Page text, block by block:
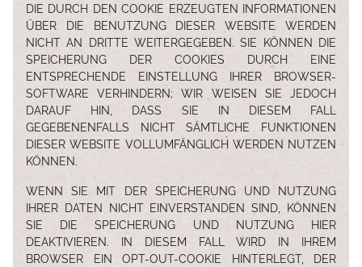
DIE DURCH DEN COOKIE ERZEUGTEN INFORMATIONEN
ÜBER DIE BENUTZUNG DIESER WEBSITE WERDEN
NICHT AN DRITTE WEITERGEGEBEN. SIE KÖNNEN DIE
SPEICHERUNG DER COOKIES DURCH EINE
ENTSPRECHENDE EINSTELLUNG IHRER BROWSER-
SOFTWARE VERHINDERN; WIR WEISEN SIE JEDOCH
DARAUF HIN, DASS SIE IN DIESEM FALL
GEGEBENENFALLS NICHT SÄMTLICHE FUNKTIONEN
DIESER WEBSITE VOLLUMFÄNGLICH WERDEN NUTZEN
KÖNNEN.
WENN SIE MIT DER SPEICHERUNG UND NUTZUNG
IHRER DATEN NICHT EINVERSTANDEN SIND, KÖNNEN
SIE DIE SPEICHERUNG UND NUTZUNG HIER
DEAKTIVIEREN. IN DIESEM FALL WIRD IN IHREM
BROWSER EIN OPT-OUT-COOKIE HINTERLEGT, DER